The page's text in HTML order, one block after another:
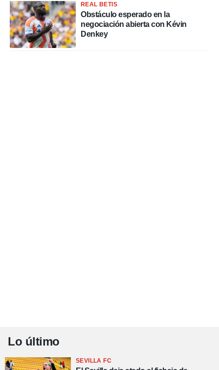
REAL BETIS
Obstáculo esperado en la
negociación abierta con Kévin
Denkey
Lo último
SEVILLA FC